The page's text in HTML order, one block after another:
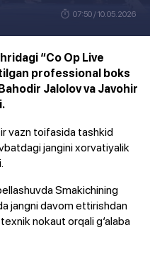
07:50 / 10.05.2026
“Co Op Live
professional boks
Jalolov va Javohir
vazn toifasida tashkid
jangini xorvatiyalik
Smakichining
jangni davom ettirishdan
nokaut orqali g‘alaba